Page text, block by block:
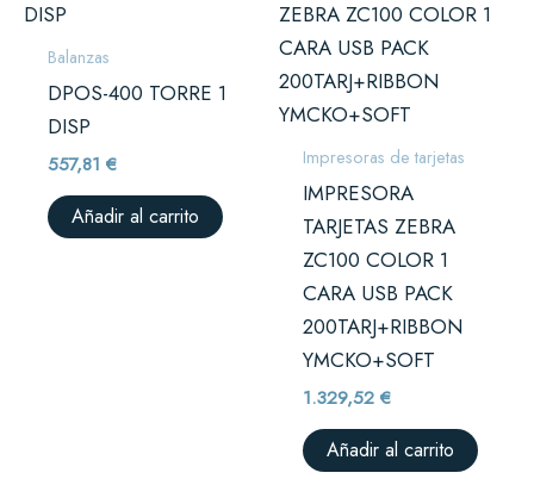
Balanzas
DPOS-400 TORRE 1
DISP
557,81€
Añadir al carrito
Impresoras de tarjetas
IMPRESORA
TARJETAS ZEBRA
ZC100 COLOR 1
CARA USB PACK
200TARJ+RIBBON
YMCKO+SOFT
1.329,52€
Añadir al carrito